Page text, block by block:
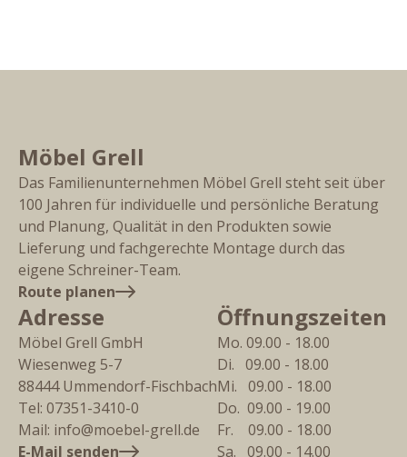
Möbel Grell
Das Familienunternehmen Möbel Grell steht seit über
100 Jahren für individuelle und persönliche Beratung
und Planung, Qualität in den Produkten sowie
Lieferung und fachgerechte Montage durch das
eigene Schreiner-Team.
Route planen
Adresse
Möbel Grell GmbH
Wiesenweg 5-7
88444 Ummendorf-Fischbach
Tel: 07351-3410-0
Mail: info@moebel-grell.de
E-Mail senden
Öffnungszeiten
Mo. 09.00 - 18.00
Di.   09.00 - 18.00
Mi.   09.00 - 18.00
Do.  09.00 - 19.00
Fr.    09.00 - 18.00
Sa.   09.00 - 14.00